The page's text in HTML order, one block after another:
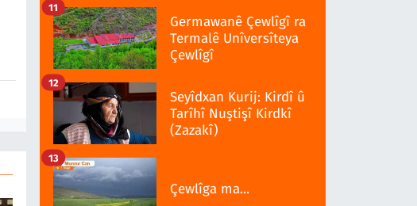
Germawanê Çewlîgî ra
Termalê Unîversîteya
Çewlîgî
11
Seyîdxan Kurij: Kirdî û
Tarîhî Nuştişî Kirdkî
(Zazakî)
12
Çewlîga ma...
13